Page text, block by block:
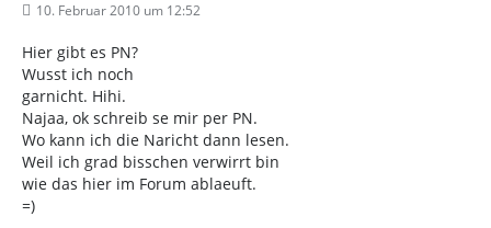
10. Februar 2010 um 12:52
Hier gibt es PN?
Wusst ich noch
garnicht. Hihi.
Najaa, ok schreib se mir per PN.
Wo kann ich die Naricht dann lesen.
Weil ich grad bisschen verwirrt bin
wie das hier im Forum ablaeuft.
=)